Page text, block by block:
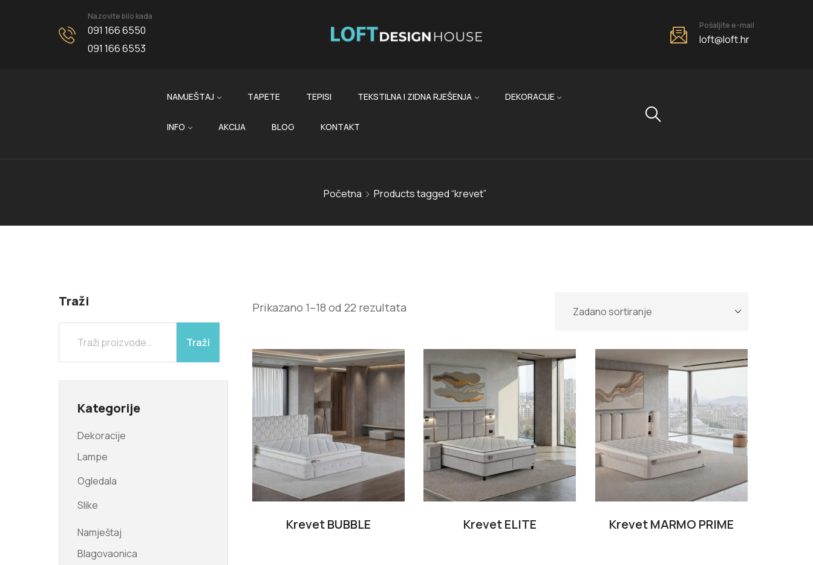
Nazovite bilo kada
091 166 6550
091 166 6553
Pošaljite e-mail
loft@loft.hr
NAMJEŠTAJ TAPETE TEPISI TEKSTILNA I ZIDNA RJEŠENJA DEKORACIJE
INFO AKCIJA BLOG KONTAKT
Početna Products tagged “krevet”
Prikazano 1–18 od 22 rezultata
Krevet BUBBLE Krevet ELITE Krevet MARMO PRIME
Traži
Traži
Kategorije
Dekoracije
Lampe
Ogledala
Slike
Namještaj
Blagovaonica